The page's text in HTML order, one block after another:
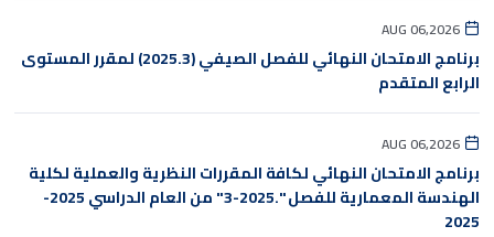
AUG 06,2026
برنامج الامتحان النهائي للفصل الصيفي (2025.3) لمقرر المستوى
الرابع المتقدم
AUG 06,2026
برنامج الامتحان النهائي لكافة المقررات النظرية والعملية لكلية
الهندسة المعمارية للفصل ".2025-3" من العام الدراسي 2025-
2025